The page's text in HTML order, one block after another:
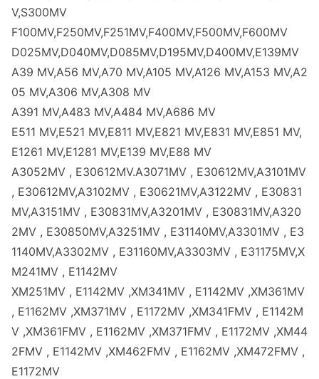
V,S300MV
F100MV,F250MV,F251MV,F400MV,F500MV,F600MV
D025MV,D040MV,D085MV,D195MV,D400MV,E139MV
A39 MV,A56 MV,A70 MV,A105 MV,A126 MV,A153 MV,A2
05 MV,A306 MV,A308 MV
A391 MV,A483 MV,A484 MV,A686 MV
E511 MV,E521 MV,E811 MV,E821 MV,E831 MV,E851 MV,
E1261 MV,E1281 MV,E139 MV,E88 MV
A3052MV , E30612MV.A3071MV , E30612MV,A3101MV
, E30612MV,A3102MV , E30621MV,A3122MV , E30831
MV,A3151MV , E30831MV,A3201MV , E30831MV,A320
2MV , E30850MV,A3251MV , E31140MV,A3301MV , E3
1140MV,A3302MV , E31160MV,A3303MV , E31175MV,X
M241MV , E1142MV
XM251MV , E1142MV ,XM341MV , E1142MV ,XM361MV
, E1162MV ,XM371MV , E1172MV ,XM341FMV , E1142M
V ,XM361FMV , E1162MV ,XM371FMV , E1172MV ,XM44
2FMV , E1142MV ,XM462FMV , E1162MV ,XM472FMV ,
E1172MV